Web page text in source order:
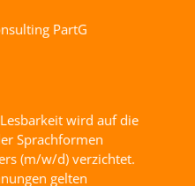
PartG
wird auf die
Sprachformen
(m/w/d) verzichtet.
gelten